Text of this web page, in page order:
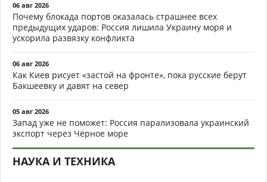
06 авг 2026
Почему блокада портов оказалась страшнее всех
предыдущих ударов: Россия лишила Украину моря и
ускорила развязку конфликта
06 авг 2026
Как Киев рисует «застой на фронте», пока русские берут
Бакшеевку и давят на север
05 авг 2026
Запад уже не поможет: Россия парализовала украинский
экспорт через Чёрное море
НАУКА И ТЕХНИКА